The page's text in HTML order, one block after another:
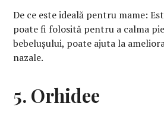
De ce este ideală pentru mame:
poate fi folosită pentru a calma
bebelușului, poate ajuta la
nazale.
5. Orhidee